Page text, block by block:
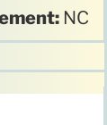
NC